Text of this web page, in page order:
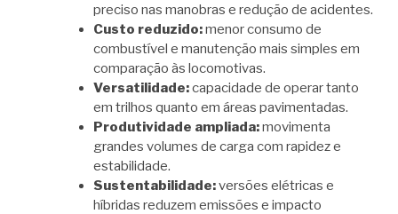
preciso nas manobras e redução de acidentes.
Custo reduzido:menor consumo de
combustível e manutenção mais simples em
comparação às locomotivas.
Versatilidade:capacidade de operar tanto
em trilhos quanto em áreas pavimentadas.
Produtividade ampliada:movimenta
grandes volumes de carga com rapidez e
estabilidade.
Sustentabilidade:versões elétricas e
híbridas reduzem emissões e impacto